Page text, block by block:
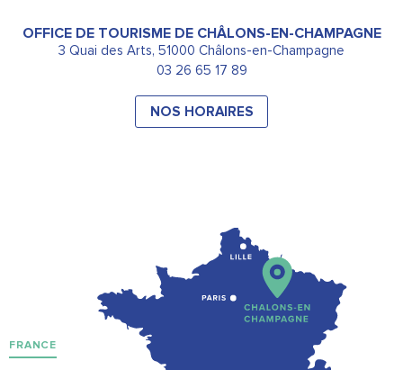
OFFICE DE TOURISME DE CHÂLONS-EN-CHAMPAGNE
3 Quai des Arts, 51000 Châlons-en-Champagne
03 26 65 17 89
NOS HORAIRES
FRANCE